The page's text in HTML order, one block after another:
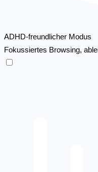
ADHD-freundlicher Modus
Fokussiertes Browsing,